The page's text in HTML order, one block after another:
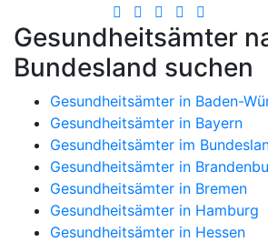
Gesundheitsämter
Bundesland suchen
Gesundheitsämter in Baden-
Gesundheitsämter in Bayern
Gesundheitsämter im
Gesundheitsämter in
Gesundheitsämter in Bremen
Gesundheitsämter in Hamburg
Gesundheitsämter in Hessen